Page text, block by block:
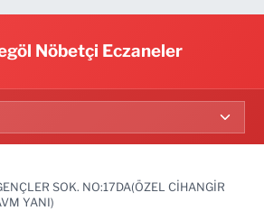
Nöbetçi Eczaneler
SOK. NO:17DA(ÖZEL CİHANGİR
YANI)